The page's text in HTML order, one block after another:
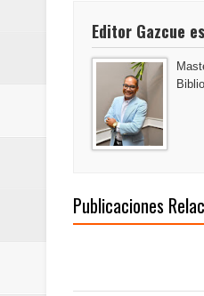
Editor Gazcue
Publicaciones